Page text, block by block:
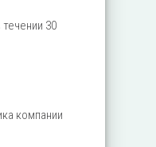
течении 30
компании